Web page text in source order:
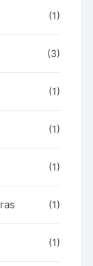
(1)
(3)
(1)
(1)
(1)
(1)
(1)